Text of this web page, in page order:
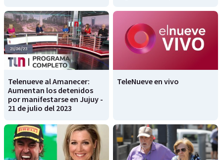
Telenueve al Amanecer:
Aumentan los detenidos
por manifestarse en Jujuy -
21 de julio del 2023
TeleNueve en vivo